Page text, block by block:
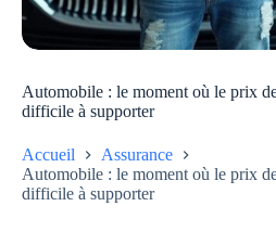
Automobile : le moment où le prix
difficile à supporter
Accueil
Assurance
Automobile : le moment où le prix
difficile à supporter